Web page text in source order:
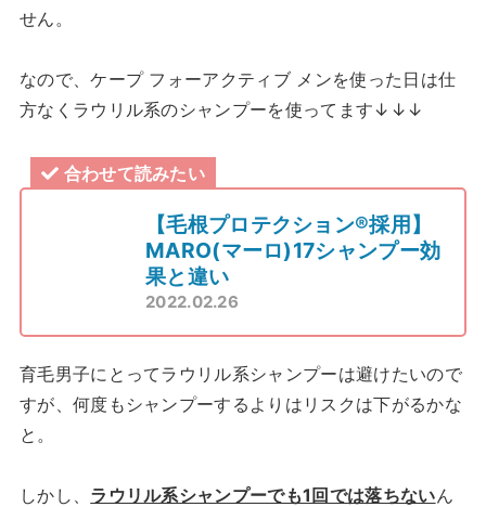
せん。
なので、ケープ フォーアクティブ メンを使った日は仕
方なくラウリル系のシャンプーを使ってます↓↓↓
合わせて読みたい
【⽑根プロテクション®採⽤】
MARO(マーロ)17シャンプー効
果と違い
2022.02.26
育毛男子にとってラウリル系シャンプーは避けたいので
すが、何度もシャンプーするよりはリスクは下がるかな
と。
しかし、 ラウリル系シャンプーでも1回では落ちないん